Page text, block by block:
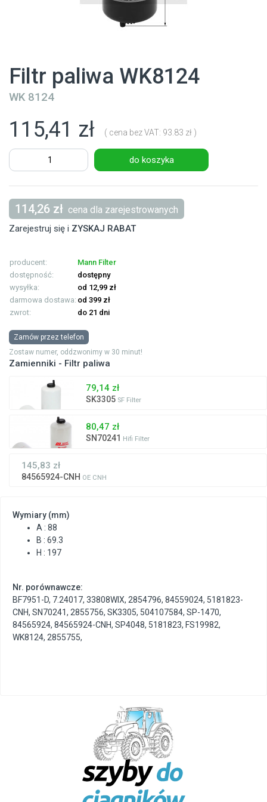
Filtr paliwa WK8124
WK 8124
115,41 zł ( cena bez VAT: 93.83 zł )
do koszyka
114,26 zł cena dla zarejestrowanych
Zarejestruj się i ZYSKAJ RABAT
producent:
Mann Filter
dostępność:
dostępny
wysyłka:
od 12,99 zł
darmowa dostawa: od 399 zł
zwrot:
do 21 dni
Zamów przez telefon
Zostaw numer, oddzwonimy w 30 minut!
Zamienniki - Filtr paliwa
79,14 zł
SK3305 SF Filter
80,47 zł
SN70241 Hifi Filter
145,83 zł
84565924-CNH OE CNH
Wymiary (mm)
A : 88
B : 69.3
H : 197
Nr. porównawcze:
BF7951-D, 7.24017, 33808WIX, 2854796, 84559024, 5181823-
CNH, SN70241, 2855756, SK3305, 504107584, SP-1470,
84565924, 84565924-CNH, SP4048, 5181823, FS19982,
WK8124, 2855755,